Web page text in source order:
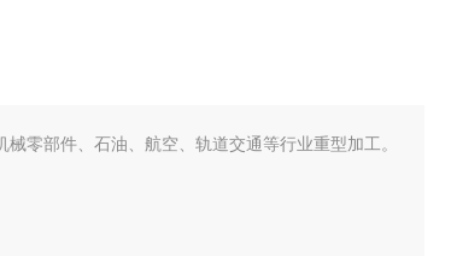
零部件、石油、航空、轨道交通等行业重型加工。